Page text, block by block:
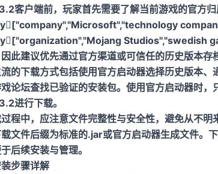
客户端前，玩家首先需要了解当前游戏的官方归
Studios","swedish
此建议优先通过官方渠道或可信任的历史版本存
的下载方式包括使用官方启动器选择历史版本
论坛查找已验证的安装包。使用官方启动器时
进行下载。
程中，应注意文件完整性与安全性，避免从不
文件后缀为标准的.jar或官方启动器生成文件。
后续安装与管理。
步骤详解